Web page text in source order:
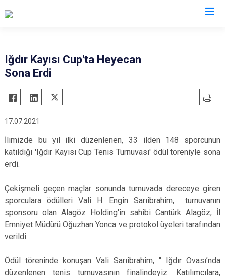
Iğdır Kayısı Cup'ta Heyecan
Sona Erdi
17.07.2021
İlimizde bu yıl ilki düzenlenen, 33 ilden 148 sporcunun
katıldığı 'Iğdır Kayısı Cup Tenis Turnuvası' ödül töreniyle sona
erdi.
Çekişmeli geçen maçlar sonunda turnuvada dereceye giren
sporculara ödülleri Vali H. Engin Sarıibrahim, turnuvanın
sponsoru olan Alagöz Holding'in sahibi Cantürk Alagöz, İl
Emniyet Müdürü Oğuzhan Yonca ve protokol üyeleri tarafından
verildi.
Ödül töreninde konuşan Vali Sarıibrahim, " Iğdır Ovası’nda
düzenlenen tenis turnuvasının finalindeyiz. Katılımcılara,